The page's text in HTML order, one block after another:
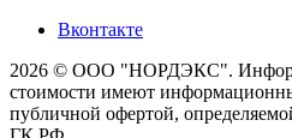
Вконтакте
2026 © ООО "НОРДЭКС".
стоимости имеют
публичной офертой,